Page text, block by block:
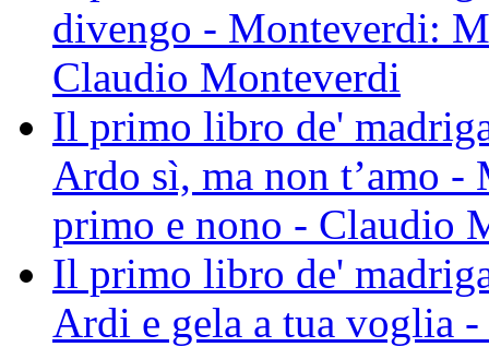
divengo - Monteverdi:
Claudio Monteverdi
Il primo libro de'
Ardo sì, ma non t’amo
primo e nono - Claudio
Il primo libro de'
Ardi e gela a tua voglia